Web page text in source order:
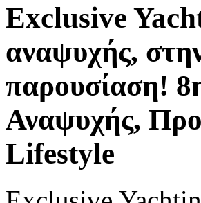
Exclusive
αναψυχής,
παρουσίαση!
Αναψυχής,
Lifestyle